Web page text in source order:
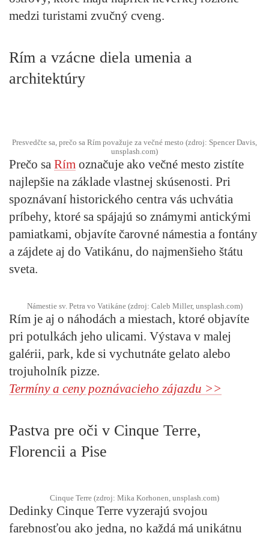
medzi turistami zvučný cveng.
Rím a vzácne diela umenia a
architektúry
Presvedčte sa, prečo sa Rím považuje za večné mesto (zdroj: Spencer Davis,
unsplash.com)
Prečo sa Rím označuje ako večné mesto zistíte
najlepšie na základe vlastnej skúsenosti. Pri
spoznávaní historického centra vás uchvátia
príbehy, ktoré sa spájajú so známymi antickými
pamiatkami, objavíte čarovné námestia a fontány
a zájdete aj do Vatikánu, do najmenšieho štátu
sveta.
Námestie sv. Petra vo Vatikáne (zdroj: Caleb Miller, unsplash.com)
Rím je aj o náhodách a miestach, ktoré objavíte
pri potulkách jeho ulicami. Výstava v malej
galérii, park, kde si vychutnáte gelato alebo
trojuholník pizze.
Termíny a ceny poznávacieho zájazdu >>
Pastva pre oči v Cinque Terre,
Florencii a Pise
Cinque Terre (zdroj: Mika Korhonen, unsplash.com)
Dedinky Cinque Terre vyzerajú svojou
farebnosťou ako jedna, no každá má unikátnu